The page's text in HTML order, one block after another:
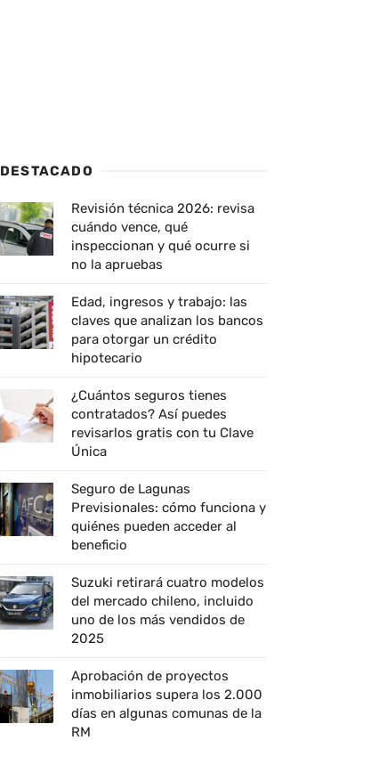
DESTACADO
Revisión técnica 2026: revisa
cuándo vence, qué
inspeccionan y qué ocurre si
no la apruebas
Edad, ingresos y trabajo: las
claves que analizan los bancos
para otorgar un crédito
hipotecario
¿Cuántos seguros tienes
contratados? Así puedes
revisarlos gratis con tu Clave
Única
Seguro de Lagunas
Previsionales: cómo funciona y
quiénes pueden acceder al
beneficio
Suzuki retirará cuatro modelos
del mercado chileno, incluido
uno de los más vendidos de
2025
Aprobación de proyectos
inmobiliarios supera los 2.000
días en algunas comunas de la
RM